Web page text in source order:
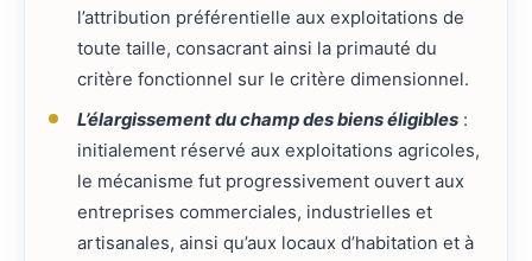
l’attribution préférentielle aux exploitations de
toute taille, consacrant ainsi la primauté du
critère fonctionnel sur le critère dimensionnel.
L’élargissement du champ des biens éligibles:
initialement réservé aux exploitations agricoles,
le mécanisme fut progressivement ouvert aux
entreprises commerciales, industrielles et
artisanales, ainsi qu’aux locaux d’habitation et à